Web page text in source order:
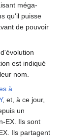
méga-
qu'il puisse
de pouvoir
est indiqué
nom.
à
, et, à ce jour,
un
EX. Ils sont
Ils partagent